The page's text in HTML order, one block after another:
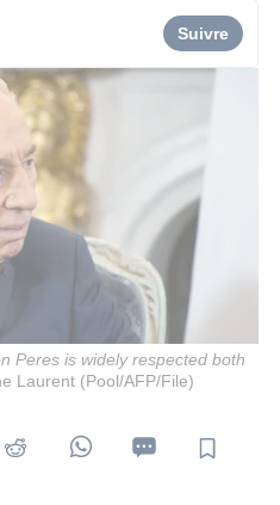
Suivre
Peres is widely respected both
Laurent (Pool/AFP/File)